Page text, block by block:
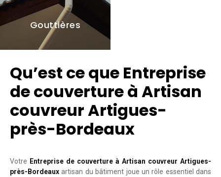
Gouttières
Qu’est ce que Entreprise
de couverture à Artisan
couvreur Artigues-
près-Bordeaux
Votre Entreprise de couverture à Artisan couvreur Artigues-
près-Bordeaux artisan du bâtiment joue un rôle essentiel dans